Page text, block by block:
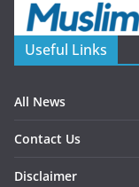
Useful Links
All News
Contact Us
Disclaimer